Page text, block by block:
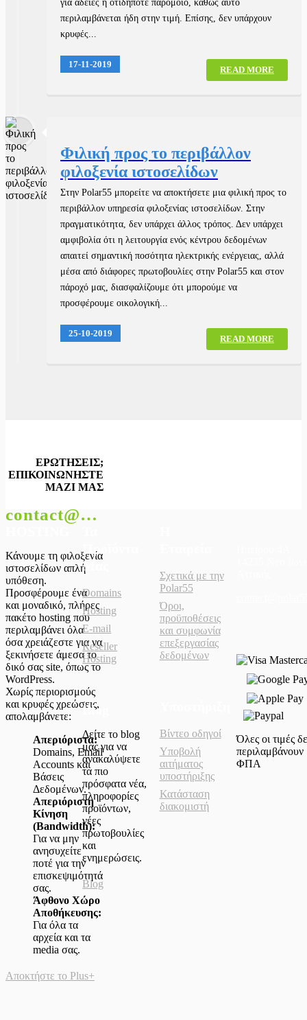
για άδειες ή οτιδήποτε παρόμοιο, καθώς αυτό
περιλαμβάνεται ήδη στην τιμή. Επίσης, δεν υπάρχουν
κρυφές...
READ MORE
17-11-2019
Φιλική προς το περιβάλλον
φιλοξενία ιστοσελίδων
Στην Polar55 μπορείτε να αποκτήσετε μια φιλική προς το
περιβάλλον υπηρεσία φιλοξενίας ιστοσελίδων. Στην
πραγματικότητα, δεν υπάρχει άλλος τρόπος. Δεν υπάρχει
αμφιβολία ότι η λειτουργία ενός κέντρου δεδομένων
απαιτεί σημαντική ποσότητα ηλεκτρικής ενέργειας, αλλά
μέσα από διάφορες πρωτοβουλίες στην Polar55 και στον
πάροχό μας, διασφαλίζουμε ότι μπορούμε να
προσφέρουμε οικολογική...
READ MORE
25-10-2019
ΕΡΩΤΗΣΕΙΣ;
ΕΠΙΚΟΙΝΩΝΗΣΤΕ
ΜΑΖΙ ΜΑΣ
contact@polar55.gr
Κάνουμε τη φιλοξενία
ιστοσελίδων απλή
υπόθεση.
Προσφέρουμε ένα
και μοναδικό, πλήρες
πακέτο hosting που
περιλαμβάνει όλα
όσα χρειάζεστε για να
ξεκινήσετε άμεσα το
δικό σας site, όπως το
WordPress.
Χωρίς περιορισμούς
και κρυφές χρεώσεις,
απολαμβάνετε:
Απεριόριστα:
Domains, Email
Accounts και
Βάσεις
Δεδομένων.
Απεριόριστη
Κίνηση
(Bandwidth):
Για να μην
ανησυχείτε
ποτέ για την
επισκεψιμότητά
σας.
Άφθονο Χώρο
Αποθήκευσης:
Για όλα τα
αρχεία και τα
media σας.
Αποκτήστε το Plus+
Προϊόντα
Μας
Domains
Hosting
E-mail
Reseller
Hosting
Blog
Δείτε το blog
μας για να
ανακαλύψετε
τα πιο
πρόσφατα νέα,
πληροφορίες
προϊόντων,
νέες
πρωτοβουλίες
και
ενημερώσεις.
Blog
Σχετικά με την
Polar55
Όροι,
προϋποθέσεις
και συμφωνία
επεξεργασίας
δεδομένων
Βίντεο οδηγοί
Υποβολή
αιτήματος
υποστήριξης
Κατάσταση
διακομιστή
Όλες οι τιμές
περιλαμβάνουν
ΦΠΑ